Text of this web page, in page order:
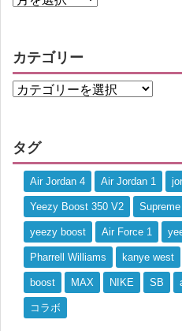
カテゴリー
タグ
Air Jordan 4 Air Jordan 1
Yeezy Boost 350 V2 Supreme
yeezy boost Air Force 1
Pharrell Williams kanye west
boost MAX NIKE SB
コラボ